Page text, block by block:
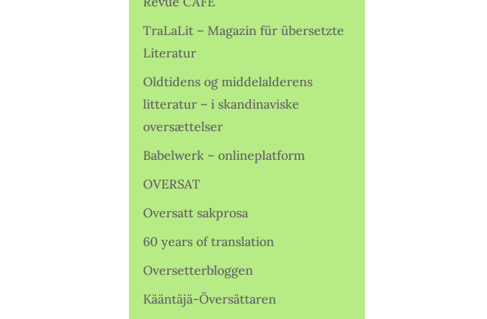
TraLaLit – Magazin für übersetzte
Literatur
Oldtidens og middelalderens
litteratur – i skandinaviske
oversættelser
Babelwerk – onlineplatform
OVERSAT
Oversatt sakprosa
60 years of translation
Oversetterbloggen
Kääntäjä-Översättaren